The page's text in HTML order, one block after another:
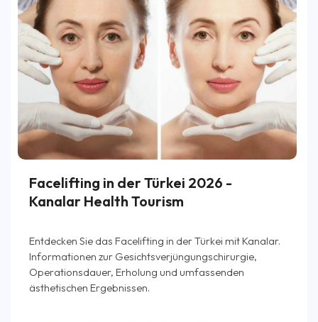
Facelifting in der Türkei 2026 -
Kanalar Health Tourism
Entdecken Sie das Facelifting in der Türkei mit Kanalar.
Informationen zur Gesichtsverjüngungschirurgie,
Operationsdauer, Erholung und umfassenden